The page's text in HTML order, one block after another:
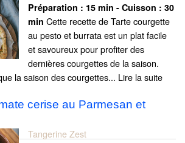
Préparation : 15 min - Cuisson : 30
min Cette recette de Tarte courgette
au pesto et burrata est un plat facile
et savoureux pour profiter des
dernières courgettes de la saison.
la saison des courgettes... Lire la suite
cerise au Parmesan et
Tangerine Zest